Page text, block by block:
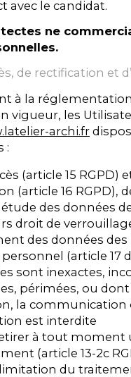
avec le candidat.
ne
de rectification et
à la réglementation
vigueur, les
archi.fr
:
(article 15 RGPD)
(article 16 RGPD),
des données
droit de
des données
(article 17
sont inexactes,
périmées, ou
la communication
est interdite
à tout moment
(article 13-2c
du